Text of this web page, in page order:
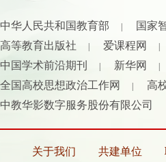
中华人民共和国教育部 国家
高等教育出版社 爱课程网
中国学术前沿期刊 新华网
全国高校思想政治工作网 高
中教华影数字服务股份有限公司
关于我们 共建单位